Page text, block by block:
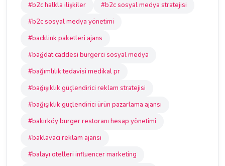
#b2c halkla ilişkiler
#b2c sosyal medya stratejisi
#b2c sosyal medya yönetimi
#backlink paketleri ajans
#bağdat caddesi burgerci sosyal medya
#bağımlılık tedavisi medikal pr
#bağışıklık güçlendirici reklam stratejisi
#bağışıklık güçlendirici ürün pazarlama ajansı
#bakırköy burger restoranı hesap yönetimi
#baklavacı reklam ajansı
#balayı otelleri influencer marketing